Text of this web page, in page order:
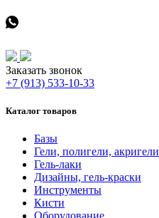
Заказать звонок
+7 (913) 533-10-33
Каталог товаров
Базы
Гели, полигели, акригели
Гель-лаки
Дизайны, гель-краски
Инструменты
Кисти
Оборудование